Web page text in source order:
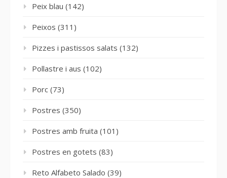
Peix blau (142)
Peixos (311)
Pizzes i pastissos salats (132)
Pollastre i aus (102)
Porc (73)
Postres (350)
Postres amb fruita (101)
Postres en gotets (83)
Reto Alfabeto Salado (39)